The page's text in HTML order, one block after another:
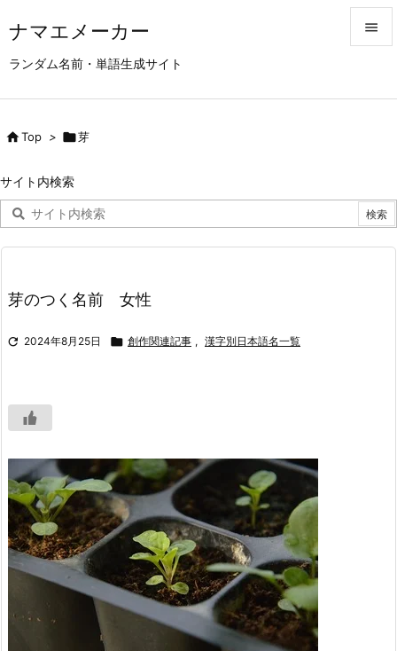
ナマエメーカー
ランダム名前・単語生成サイト


次へ

Top > 芽
サイト内検索
芽のつく名前 女性
 2024年8月25日  創作関連記事 , 漢字別日本語名一覧